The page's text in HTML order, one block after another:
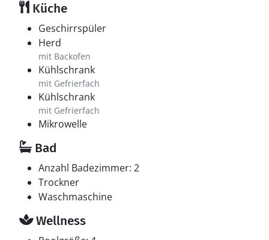
Küche
Geschirrspüler
Herd
mit Backofen
Kühlschrank
mit Gefrierfach
Kühlschrank
mit Gefrierfach
Mikrowelle
Bad
Anzahl Badezimmer: 2
Trockner
Waschmaschine
Wellness